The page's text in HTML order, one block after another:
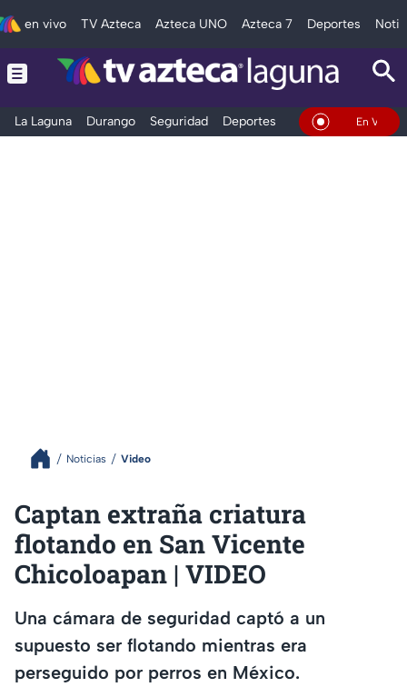
en vivo TV Azteca Azteca UNO Azteca 7 Deportes
La Laguna Durango Seguridad Deportes Entretenimiento
En Vivo
Noticias Video
Captan extraña criatura
flotando en San Vicente
Chicoloapan | VIDEO
Una cámara de seguridad captó a un
supuesto ser flotando mientras era
perseguido por perros en México.